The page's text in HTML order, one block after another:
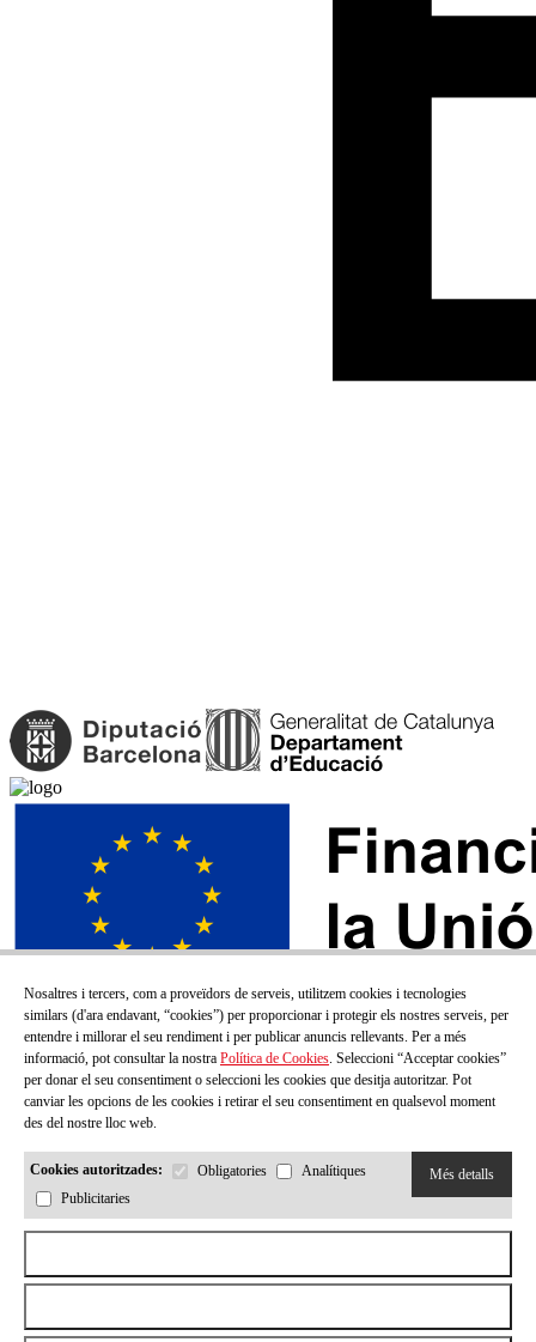
SUBSCRIU-TE AL NOSTRE BUTLLETÍ!
Correu electrónic
Nosaltres i tercers, com a proveïdors de serveis, utilitzem cookies i tecnologies
similars (d'ara endavant, “cookies”) per proporcionar i protegir els nostres serveis, per
entendre i millorar el seu rendiment i per publicar anuncis rellevants. Per a més
informació, pot consultar la nostra Política de Cookies. Seleccioni “Acceptar cookies”
per donar el seu consentiment o seleccioni les cookies que desitja autoritzar. Pot
canviar les opcions de les cookies i retirar el seu consentiment en qualsevol moment
des del nostre lloc web.
Cookies autoritzades: Obligatories
Analítiques
Publicitaries
Més detalls